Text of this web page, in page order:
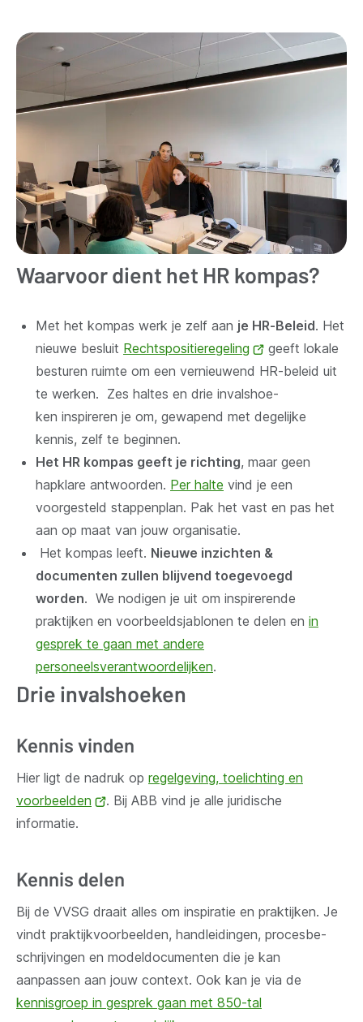
Waarvoor dient het HR kompas?
Met het kompas werk je zelf aan je HR-Beleid. Het
nieuwe besluit Rechts­po­si­tie­re­ge­ling
(opent
nieuw
venster)
geeft lokale
besturen ruimte om een vernieuwend HR-beleid uit
te werken. Zes haltes en drie in­vals­hoe­
ken inspireren je om, gewapend met degelijke
kennis, zelf te beginnen.
Het HR kompas geeft je richting, maar geen
hapklare antwoorden. Per halte vind je een
voorgesteld stappenplan. Pak het vast en pas het
aan op maat van jouw organisatie.
Het kompas leeft. Nieuwe inzichten &
documenten zullen blijvend toegevoegd
worden. We nodigen je uit om inspirerende
praktijken en voorbeeldsjablonen te delen en in
gesprek te gaan met andere
personeelsverantwoordelijken.
Drie invalshoeken
Kennis vinden
Hier ligt de nadruk op regelgeving, toelichting en
voorbeelden
(opent
. Bij ABB vind je alle juridische
informatie.
Kennis delen
Bij de VVSG draait alles om inspiratie en prak­tijken. Je
vindt prak­tijk­voor­beel­den, hand­lei­din­gen, pro­ces­be­
schrij­vin­gen en mo­del­do­cu­men­ten die je kan
aanpassen aan jouw context. Ook kan je via de
kennisgroep in gesprek gaan met 850-tal